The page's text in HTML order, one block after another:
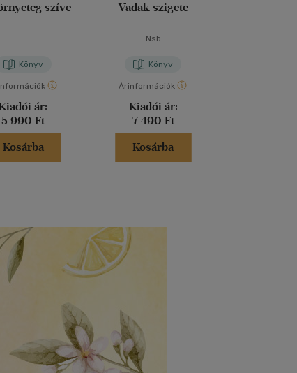
szíve
Könyv
ár:
5 990 Ft
Kosárba
Vadak szigete
Nsb
Könyv
Árinformációk
Kiadói ár:
7 490 Ft
Kosárba